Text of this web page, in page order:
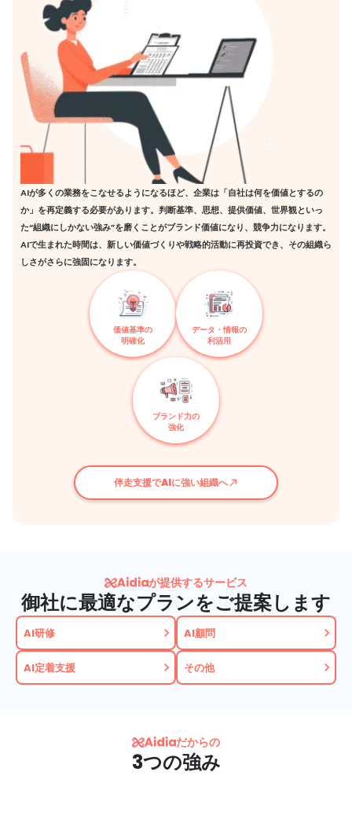
AIが多くの業務をこなせるようになるほど、企業は「自社は何を価値とするの
か」を再定義する必要があります。判断基準、思想、提供価値、世界観といっ
た“組織にしかない強み”を磨くことがブランド価値になり、競争力になります。
AIで生まれた時間は、新しい価値づくりや戦略的活動に再投資でき、その組織ら
しさがさらに強固になります。
価値基準の
明確化
データ・情報の
利活用
ブランド力の
強化
伴走支援でAIに強い組織へcall_made
が提供するサービス
御社に最適なプランをご提案します
AI研修 keyboard_arrow_right AI顧問 keyboard_arrow_right
AI定着支援 keyboard_arrow_right その他 keyboard_arrow_right
だからの
3つの強み